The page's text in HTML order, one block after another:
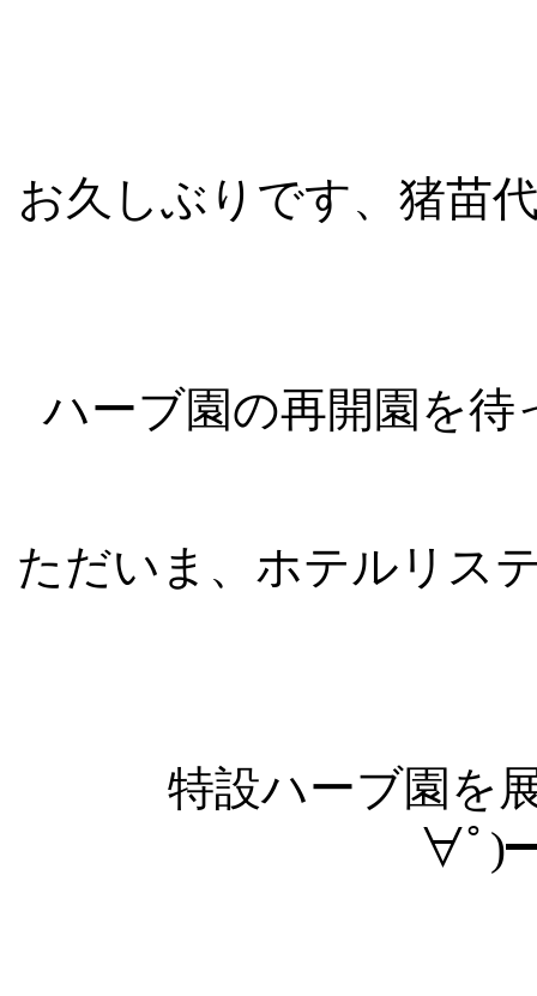
お久しぶりです、猪苗
ハーブ園の再開園を
ただいま、ホテルリス
特設ハーブ園
∀ﾟ